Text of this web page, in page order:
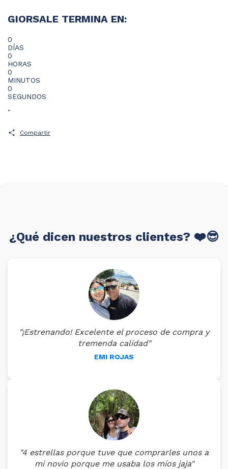
GIORSALE TERMINA EN:
0
DÍAS
0
HORAS
0
MINUTOS
0
SEGUNDOS
"
Compartir
¿Qué dicen nuestros clientes? ❤️😎
"¡Estrenando! Excelente el proceso de compra y
tremenda calidad"
EMI ROJAS
"4 estrellas porque tuve que comprarles unos a
mi novio porque me usaba los míos jaja"